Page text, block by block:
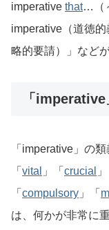
imperative that…（
imperative（道徳的
略的要請）」など
「
「imperative」の類
「 vital 」「 crucial
「 compulsory 」「
は、何かが非常に